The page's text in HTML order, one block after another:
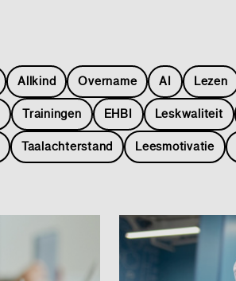
Allkind Overname AI Lezen
Trainingen EHBI Leskwaliteit
Taalachterstand Leesmotivatie